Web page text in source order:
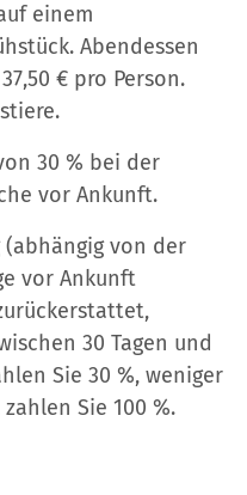
einem
Abendessen
€ pro Person.
30 % bei der
vor Ankunft.
von der
vor Ankunft
30 Tagen und
Sie 30 %, weniger
Sie 100 %.